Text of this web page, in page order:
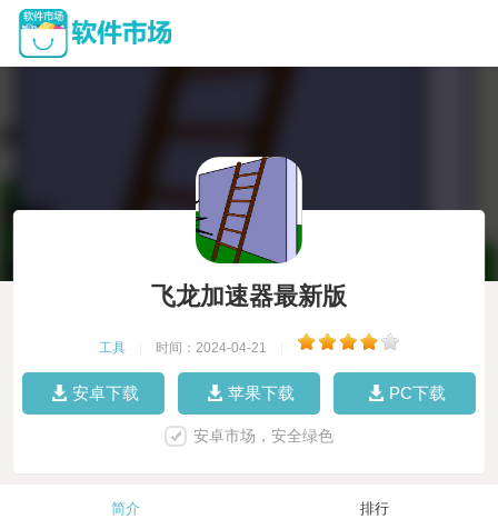
飞龙加速器最新版
工具 时间：2024-04-21
安卓下载 苹果下载 PC下载
安卓市场，安全绿色
简介 排行